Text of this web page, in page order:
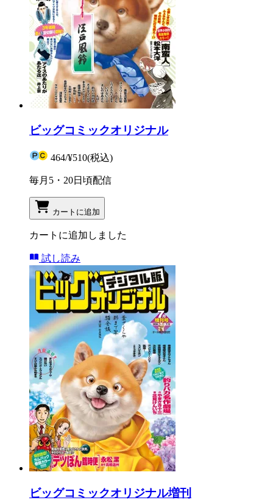
ビッグコミックオリジナル
464/¥510(税込)
毎月5・20日頃配信
カートに追加
カートに追加しました
試し読み
ビッグコミックオリジナル増刊